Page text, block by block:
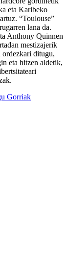
eta Karibeko
“Toulouse”
lana da.
Anthony Quinnen
mestizajerik
ordezkari ditugu,
eta hitzen aldetik,
Gorriak